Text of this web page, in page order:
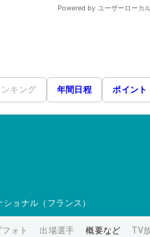
キング 年間日程 ポイント
ョナル（フランス）
ォト 出場選手 概要など TV